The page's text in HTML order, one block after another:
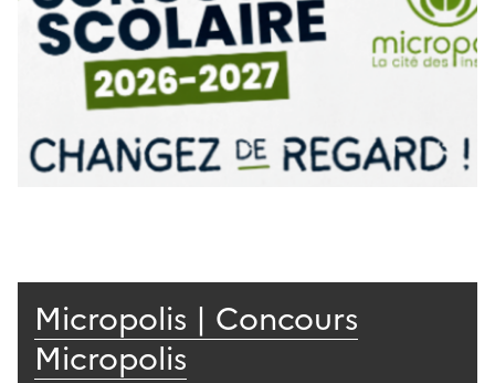
Micropolis | Concours
Micropolis